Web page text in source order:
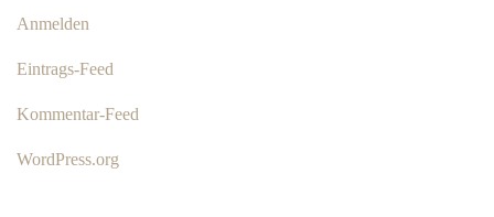
Anmelden
Eintrags-Feed
Kommentar-Feed
WordPress.org